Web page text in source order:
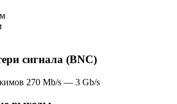
сигнала (BNC)
270 Mb/s — 3 Gb/s